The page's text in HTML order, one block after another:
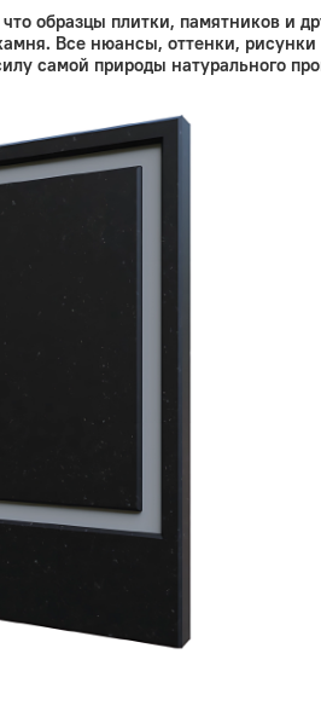
образцы плитки, памятников и
Все нюансы, оттенки,
самой природы натурального